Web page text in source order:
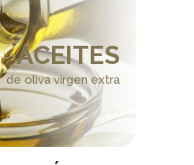
ACEITES
de oliva vírgen extra